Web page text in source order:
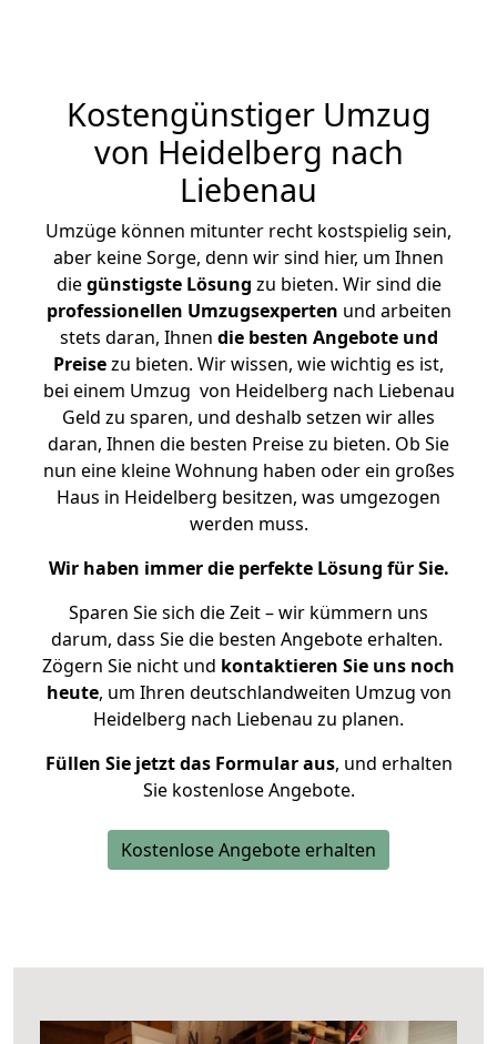
Kostengünstiger Umzug
von Heidelberg nach
Liebenau
Umzüge können mitunter recht kostspielig sein,
aber keine Sorge, denn wir sind hier, um Ihnen
diegünstigste Lösung zu bieten. Wir sind die
professionellen Umzugsexperten und arbeiten
stets daran, Ihnen die besten Angebote und
Preisezu bieten. Wir wissen, wie wichtig es ist,
bei einem Umzug von Heidelberg nach Liebenau
Geld zu sparen, und deshalb setzen wir alles
daran, Ihnen die besten Preise zu bieten. Ob Sie
nun eine kleine Wohnung haben oder ein großes
Haus in Heidelberg besitzen, was umgezogen
werden muss.
Wir haben immer die perfekte Lösung für Sie.
Sparen Sie sich die Zeit – wir kümmern uns
darum, dass Sie die besten Angebote erhalten.
Zögern Sie nicht und kontaktieren Sie uns noch
heute, um Ihren deutschlandweiten Umzug von
Heidelberg nach Liebenau zu planen.
Füllen Sie jetzt das Formular aus, und erhalten
Sie kostenlose Angebote.
Kostenlose Angebote erhalten